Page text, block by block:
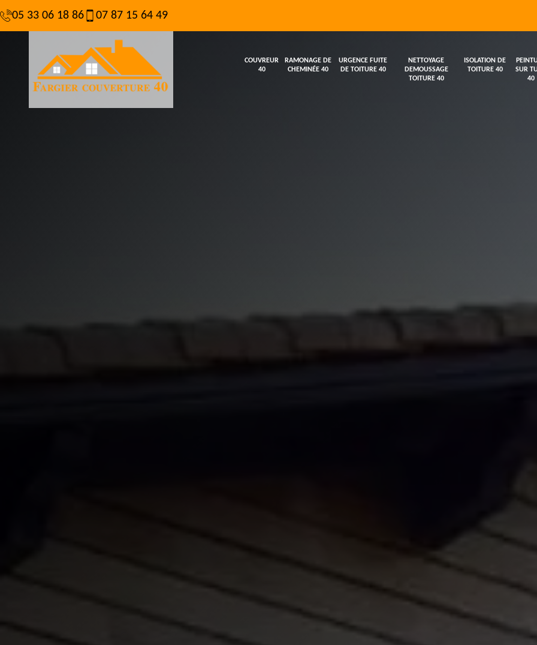
05 33 06 18 86 07 87 15 64 49
COUVREUR
40
RAMONAGE DE
CHEMINÉE 40
URGENCE FUITE
DE TOITURE 40
NETTOYAGE
DEMOUSSAGE
TOITURE 40
ISOLATION DE
TOITURE 40
SUR
40